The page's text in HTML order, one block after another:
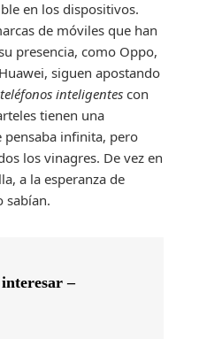
en los dispositivos.
de móviles que han
presencia, como Oppo,
siguen apostando
teléfonos inteligentes con
tienen una
pensaba infinita, pero
los vinagres. De vez en
a la esperanza de
sabían.
–